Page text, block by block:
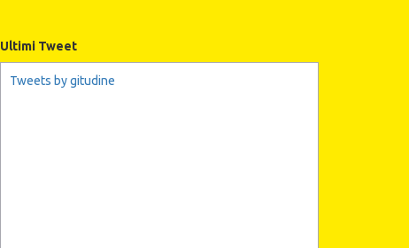
Ultimi Tweet
Tweets by gitudine